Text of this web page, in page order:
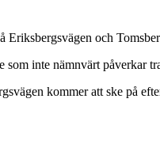
och
som inte nämnvärt påverkar
kommer att ske på